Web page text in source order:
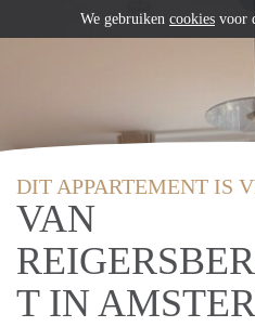
DIT APPARTEMENT IS
VAN
T IN
We gebruiken cookies voor